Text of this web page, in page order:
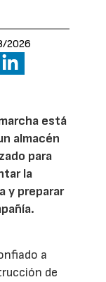
2026
está
almacén
para
la
y preparar
a
de